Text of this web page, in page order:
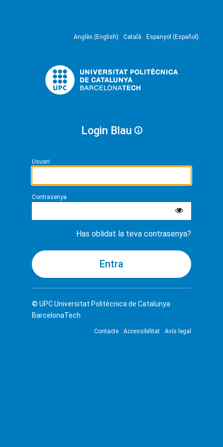
Anglès (English) Català Espanyol (Español)
Login Blau
Usuari
Contrasenya
Has oblidat la teva contrasenya?
© UPCUniversitat Politècnica de Catalunya ·
BarcelonaTech
Contacte Accessibilitat Avís legal